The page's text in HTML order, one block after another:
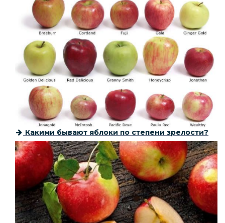
Какими бывают яблоки по степени зрелости?